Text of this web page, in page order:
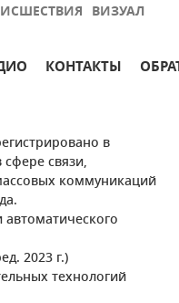
ВИЗУАЛ
КОНТАКТЫ
в
связи,
коммуникаций
2023 г.)
технологий